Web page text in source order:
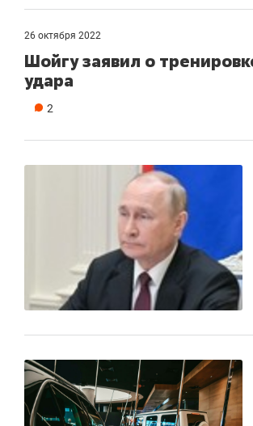
26 октября 2022
Шойгу заявил о
удара
2